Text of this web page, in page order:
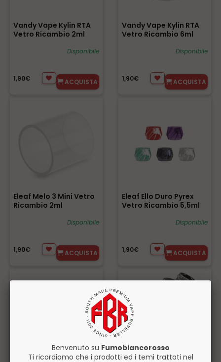
Vandy Vape Kylin RTA
Vetro Ricambio 2ml
Disponibile
1,90€ ACQUISTA
Vandy Vape Kylin RTA
Vetro Ricambio 6ml
Disponibile
1,90€ ACQUISTA
Eleaf Melo 3 Mini Vetro
Ricambio 2ml
Disponibile
1,90€ ACQUISTA
Eleaf Ello Duro Pyrex
Vetro Ricambio 5,5ml
Disponibile
1,90€ ACQUISTA
Benvenuto su Fumobiancorosso
Ti ricordiamo che i prodotti ed i temi trattati nel